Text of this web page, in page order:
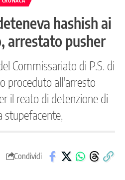
hashish ai
arrestato pusher
Commissariato di P.S. di
proceduto all'arresto
il reato di detenzione di
stupefacente,
Condividi